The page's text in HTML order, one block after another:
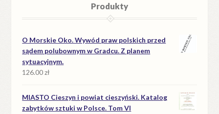
Produkty
O Morskie Oko. Wywód praw polskich przed
sądem polubownym w Gradcu. Z planem
sytuacyjnym.
126.00zł
MIASTO Cieszyn i powiat cieszyński. Katalog
zabytków sztuki w Polsce. Tom VI